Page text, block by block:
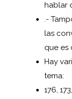
hablar
.-
las
que es
Hay
tema:
176,